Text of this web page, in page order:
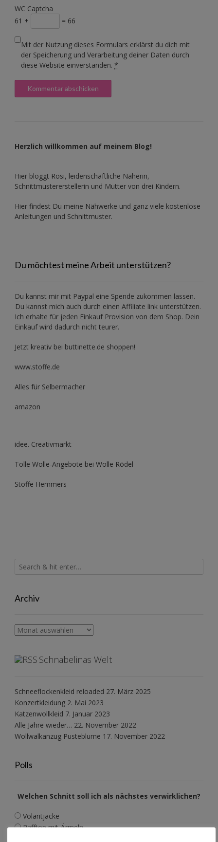
WC Captcha
61 +
= 66
Mit der Nutzung dieses Formulars erklärst du dich mit
der Speicherung und Verarbeitung deiner Daten durch
diese Website einverstanden. *
Herzlich willkommen auf meinem Blog!
Hier bloggt Rosi, leidenschaftliche Näherin,
Schnittmustererstellerin und Mutter von drei Kindern.
Hier findest Du meine Nähwerke und ganz viele kostenlose
Anleitungen und Schnittmuster.
Du möchtest meine Arbeit unterstützen?
Du kannst mir mit Paypal eine Spende zukommen lassen.
Du kannst mich auch durch einen Affiliate link unterstützen.
Ich erhalte für jeden Einkauf Provision von dem Shop. Dein
Einkauf wird dadurch nicht teurer.
Jetzt kreativ bei buttinette.de shoppen!
www.stoffe.de
Alles für Selbermacher
amazon
idee. Creativmarkt
Tolle Wolle-Angebote bei Wolle Rödel
Stoffe Hemmers
Archiv
Archiv
Schnabelinas Welt
Schneeflockenkleid reloaded 27. März 2025
Konzertkleidung 2. Mai 2023
Katzenwollkleid 7. Januar 2023
Alle Jahre wieder… 22. November 2022
Wollwalkanzug Pusteblume 17. November 2022
Polls
Welchen Schnitt soll ich als nächstes verwirklichen?
Volantjacke
Rafftop mit Ärmeln